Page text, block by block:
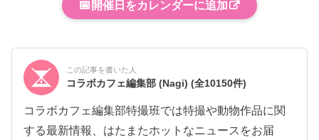
📅 開催日をカレンダーに追加
この記事を書いた人
コラボカフェ編集部 (Nagi)(全10150件)
コラボカフェ編集部特撮班では特撮や動物作品に関
する最新情報、はたまたホットなニュースをお届